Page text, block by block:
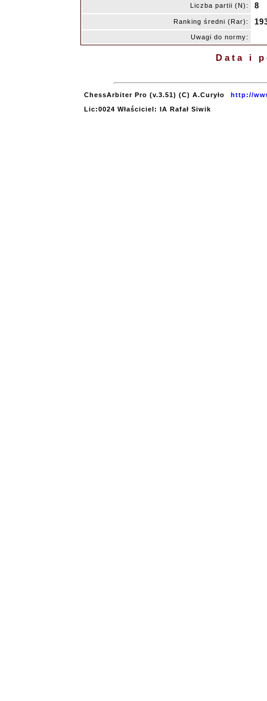
Liczba partii (N): 8
Ranking średni (Rar):
Uwagi do normy:
Data i
ChessArbiter Pro (v.3.51) (C) A.Curyło
http://
Lic:0024 Właściciel: IA Rafał Siwik